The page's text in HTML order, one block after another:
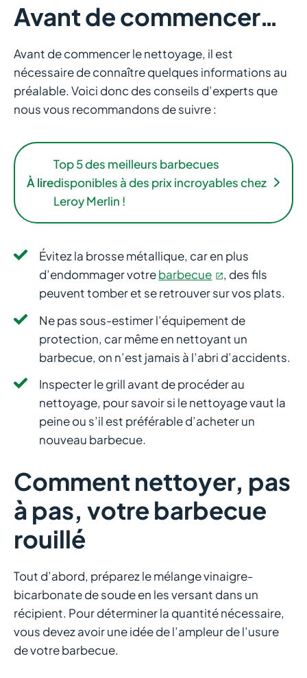
Avant de commencer…
Avant de commencer le nettoyage, il est
nécessaire de connaître quelques informations au
préalable. Voici donc des conseils d’experts que
nous vous recommandons de suivre :
À lire
Top 5 des meilleurs barbecues
disponibles à des prix incroyables chez
Leroy Merlin !
Évitez la brosse métallique, car en plus
d’endommager votrebarbecue
, des fils
peuvent tomber et se retrouver sur vos plats.
Ne pas sous-estimer l’équipement de
protection, car même en nettoyant un
barbecue, on n’est jamais à l’abri d’accidents.
Inspecter le grill avant de procéder au
nettoyage, pour savoir si le nettoyage vaut la
peine ou s’il est préférable d’acheter un
nouveau barbecue.
Comment nettoyer, pas
à pas, votre barbecue
rouillé
Tout d’abord, préparez le mélange vinaigre-
bicarbonate de soude en les versant dans un
récipient. Pour déterminer la quantité nécessaire,
vous devez avoir une idée de l’ampleur de l’usure
de votre barbecue.